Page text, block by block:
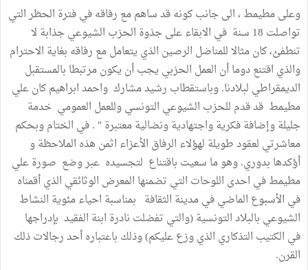
وعلى مطيمط ، الى جانب كونه قد ساهم مع رفاقه في فترة الحظر التي
تواصلت 18 سنة في الابقاء على جذوة الحزب الشيوعي جذابة لا
تنطفئ، كان مثالا للمناضل الرصين الذي يتعامل مع رفاقه بغاية الاحترام
والذي اقتنع دوما أن العمل الحزبي يجب أن يكون مرتبطا بالمستقبل
الديمقراطي لبلادنا. وباستقطاب رشيد مشارك واحمد ابراهيم كان علي
مطيمط قد قدم للحزب الشيوعي التونسي وللعمل العمومي خدمة
جليلة وإضافة فكرية واجتهادية ونضالية معتبرة " . في الختام وبحكم
معاشرتي لعقود طويلة لهؤلاء الرفاق الأعزاء اثمن هذه الملاحظة و
أؤكدها بدوري. وهو ما سعيت باقتناع لتجسيده عبر وضع صورة علي
مطيمط في احدى اللوحات التي تضمنها المعرض الوثائقي الذي أقمناه
في الأسبوع الماضي في مدينة الثقافة بمناسبة احياء مئوية النشاط
الشيوعي بالبلاد التونسية (والتي تفضلت نادرة ابنة الفقيد بإدراجها
في الكتيب التذكاري الذي وزع عليكم) وذلك باعتباره أحد رجالات ذلك
القرن.